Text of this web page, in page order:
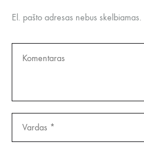
El. pašto adresas nebus skelbiamas.